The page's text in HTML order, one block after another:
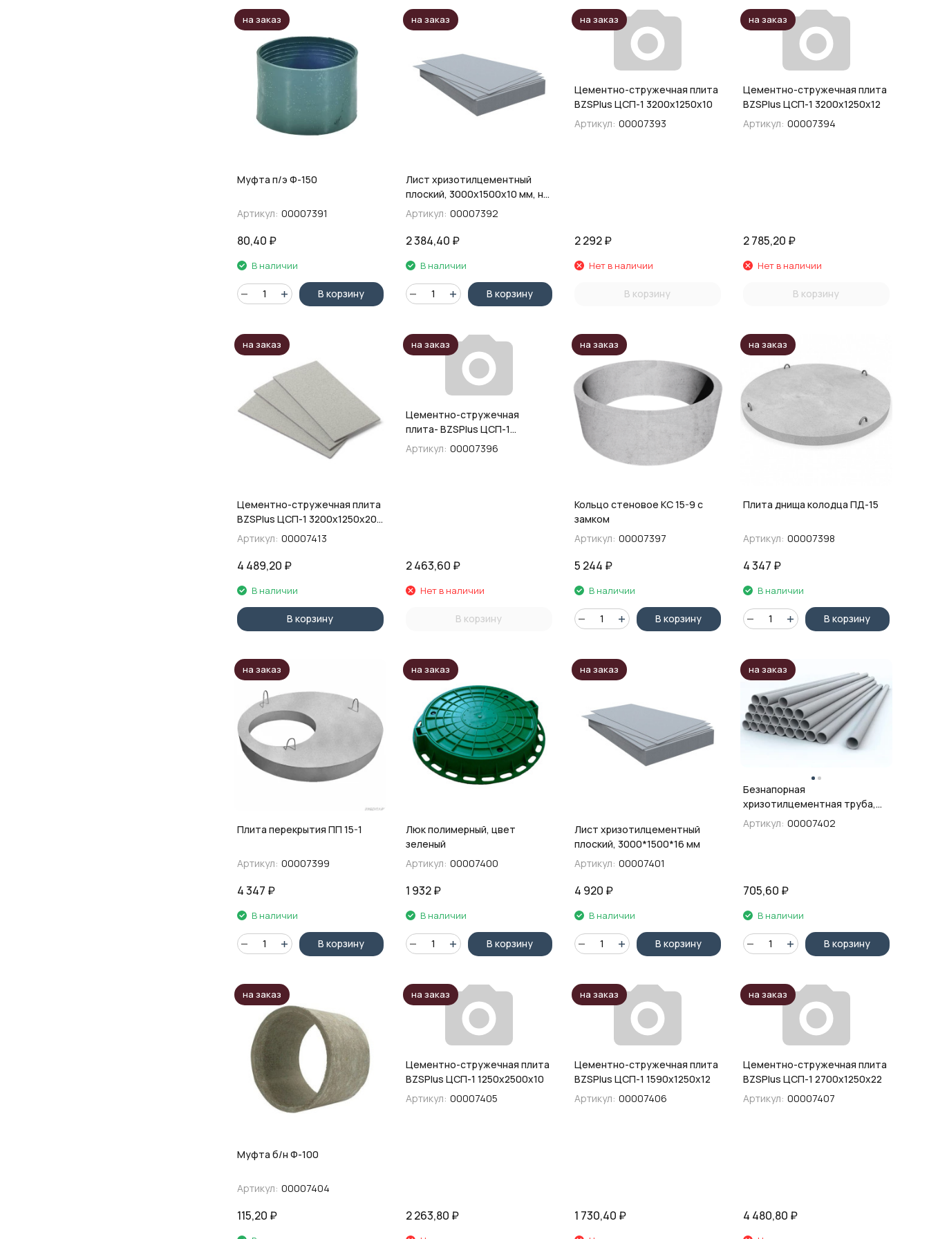
на заказ
Муфта п/э Ф-150
Артикул: 00007391
80,40 ₽
В наличии
В корзину
на заказ
Лист хризотилцементный
плоский, 3000х1500х10 мм, н/
п ТУ
Артикул: 00007392
2 384,40 ₽
В наличии
В корзину
на заказ
Цементно-стружечная плита
BZSPIus ЦСП-1 3200х1250х10
Артикул: 00007393
2 292 ₽
Нет в наличии
В корзину
на заказ
Цементно-стружечная плита
BZSPIus ЦСП-1 3200х1250х12
Артикул: 00007394
2 785,20 ₽
Нет в наличии
В корзину
на заказ
Цементно-стружечная плита
BZSPIus ЦСП-1 3200х1250х20
мм
Артикул: 00007413
4 489,20 ₽
В наличии
В корзину
на заказ
Цементно-стружечная
плита- BZSPIus ЦСП-1
3200х1200х8
Артикул: 00007396
2 463,60 ₽
Нет в наличии
В корзину
на заказ
Кольцо стеновое КС 15-9 с
замком
Артикул: 00007397
5 244 ₽
В наличии
В корзину
на заказ
Плита днища колодца ПД-15
Артикул: 00007398
4 347 ₽
В наличии
В корзину
на заказ
Плита перекрытия ПП 15-1
Артикул: 00007399
4 347 ₽
В наличии
В корзину
на заказ
Люк полимерный, цвет
зеленый
Артикул: 00007400
1 932 ₽
В наличии
В корзину
на заказ
Лист хризотилцементный
плоский, 3000*1500*16 мм
Артикул: 00007401
4 920 ₽
В наличии
В корзину
на заказ
Безнапорная
хризотилцементная труба,
100х3,95 м
Артикул: 00007402
705,60 ₽
В наличии
В корзину
на заказ
Муфта б/н Ф-100
Артикул: 00007404
115,20 ₽
на заказ
Цементно-стружечная плита
BZSPIus ЦСП-1 1250х2500х10
Артикул: 00007405
2 263,80 ₽
на заказ
Цементно-стружечная плита
BZSPIus ЦСП-1 1590х1250х12
Артикул: 00007406
1 730,40 ₽
на заказ
Цементно-стружечная плита
BZSPIus ЦСП-1 2700х1250х22
Артикул: 00007407
4 480,80 ₽